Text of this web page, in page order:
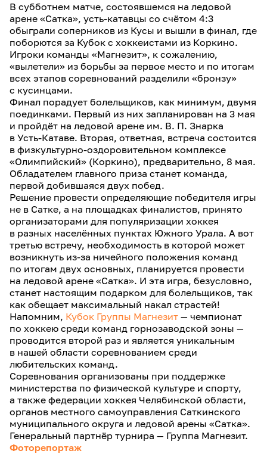
В субботнем матче, состоявшемся на ледовой
арене «Сатка», усть-катавцы со счётом 4:3
обыграли соперников из Кусы и вышли в финал, где
поборются за Кубок с хоккеистами из Коркино.
Игроки команды «Магнезит», к сожалению,
«вылетели» из борьбы за первое место и по итогам
всех этапов соревнований разделили «бронзу»
с кусинцами.
Финал порадует болельщиков, как минимум, двумя
поединками. Первый из них запланирован на 3 мая
и пройдёт на ледовой арене им. В. П. Знарка
в Усть-Катаве. Вторая, ответная, встреча состоится
в физкультурно-оздоровительном комплексе
«Олимпийский» (Коркино), предварительно, 8 мая.
Обладателем главного приза станет команда,
первой добившаяся двух побед.
Решение провести определяющие победителя игры
не в Сатке, а на площадках финалистов, принято
организаторами для популяризации хоккея
в разных населённых пунктах Южного Урала. А вот
третью встречу, необходимость в которой может
возникнуть из-за ничейного положения команд
по итогам двух основных, планируется провести
на ледовой арене «Сатка». И эта игра, безусловно,
станет настоящим подарком для болельщиков, так
как обещает максимальный накал страстей!
Напомним, Кубок Группы Магнезит — чемпионат
по хоккею среди команд горнозаводской зоны —
проводится второй раз и является уникальным
в нашей области соревнованием среди
любительских команд.
Соревнования организованы при поддержке
министерства по физической культуре и спорту,
а также федерации хоккея Челябинской области,
органов местного самоуправления Саткинского
муниципального округа и ледовой арены «Сатка».
Генеральный партнёр турнира — Группа Магнезит.
Фоторепортаж